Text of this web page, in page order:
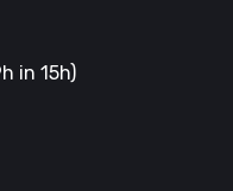
in 15h)